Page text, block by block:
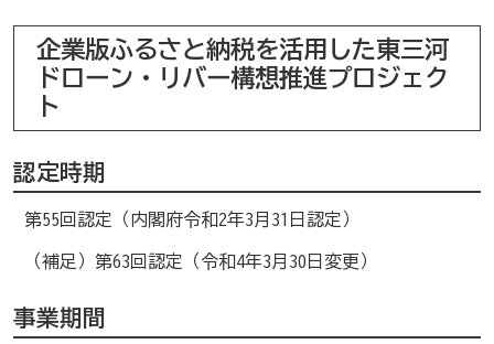
企業版ふるさと納税を活用した東三河
ドローン・リバー構想推進プロジェク
ト
認定時期
第55回認定（内閣府令和2年3月31日認定）
（補足）第63回認定（令和4年3月30日変更）
事業期間